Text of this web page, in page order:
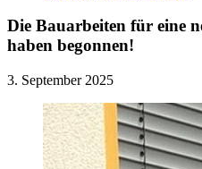
Die Bauarbeiten für eine
haben begonnen!
3. September 2025